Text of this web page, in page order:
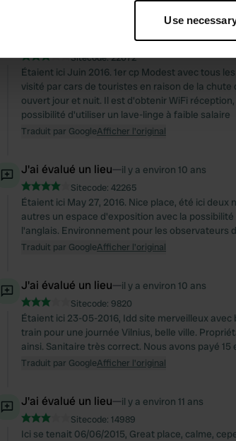
about how your personal data is processed
to personalise content and ads, to provide
your use of our site with our social
that you’ve provided to them or that
Use
il y a environ 10 ans
Sitecode:22072
Étaient ici Juin 2016. 1er cp Modest avec tous
visité par cars de touristes en raison de la
ouvert jour et nuit. Il est d'obtenir WiFi
possibilité d'utiliser un lave-linge à faible salaire
Traduit par GoogleAfficher l'original
J'ai évalué un lieu—il y a environ 10 ans
Sitecode: 42265
Étaient ici May 27, 2016. Nice place, été ici
autres un espace d'exposition avec la
l'anglais. Environnement pour les observateurs
Traduit par GoogleAfficher l'original
J'ai évalué un lieu—il y a environ 10 ans
Sitecode: 9820
Étaient ici 23-05-2016, Idd site merveilleux
train pour une journée Vilnius, belle ville.
ainsi. Sanitaire très correct. Nous avons payé 15
Traduit par GoogleAfficher l'original
J'ai évalué un lieu—il y a environ 11 ans
Sitecode: 14989
Ici se tenait 06/06/2015, Great place, calme,